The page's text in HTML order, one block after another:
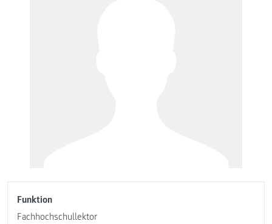
Funktion
Fachhochschullektor